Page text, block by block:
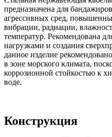
предназначена для
агрессивных сред,
вибрации, радиации,
температур. Рекомендована
нагрузками и создания
данное изделие
в зоне морского климата,
коррозионной стойкостью к
воде.
Конструкция